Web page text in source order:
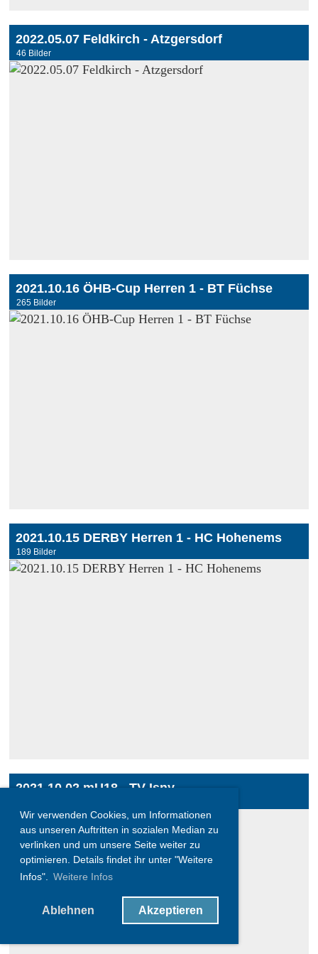
Wir verwenden Cookies, um Informationen
aus unseren Auftritten in sozialen Median zu
verlinken und um unsere Seite weiter zu
optimieren. Details findet ihr unter "Weitere
Infos". Weitere Infos
Ablehnen Akzeptieren
2022.05.07 Feldkirch - Atzgersdorf
46 Bilder
2021.10.16 ÖHB-Cup Herren 1 - BT Füchse
265 Bilder
2021.10.15 DERBY Herren 1 - HC Hohenems
189 Bilder
2021.10.02 mU18 - TV Isny